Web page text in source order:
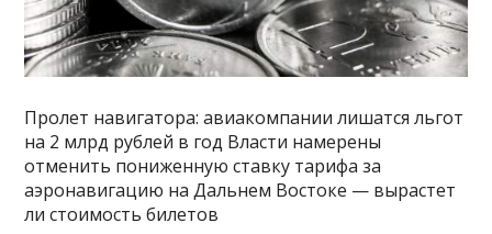
Пролет навигатора: авиакомпании лишатся льгот
на 2 млрд рублей в год Власти намерены
отменить пониженную ставку тарифа за
аэронавигацию на Дальнем Востоке — вырастет
ли стоимость билетов